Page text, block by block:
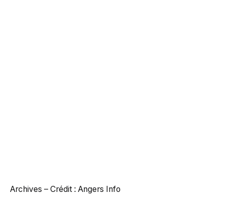
Archives – Crédit : Angers Info